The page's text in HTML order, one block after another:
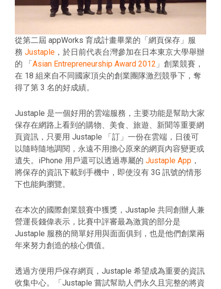
從第二屆 appWorks 育成計畫畢業的「網頁保存」服
務 Justaple ，於日前代表台灣參加在日本東京大學舉辦
的 「Asian Entrepreneurship Award 2012 」創業競賽，
在 18 組來自不同國家頂尖的創業團隊激烈競爭下，奪
得了第 3 名的好成績。
Justaple 是一個好用的雲端服務，主要功能是幫助大家
保存在網路上看到的購物、美食、旅遊、新聞等重要網
頁資訊，只要用 Justaple 「訂」一份在雲端，日後可
以隨時隨地調閱，永遠不用擔心原來的網頁內容變更或
遺失。iPhone 用戶還可以透過專屬的 Justaple App ，
將保存的資訊下載到手機中，即使沒有 3G 訊號的情形
下也能夠瀏覽。
在本次的國際創業競賽中獲獎，Justaple 共同創辦人兼
營運長錢偉表示，比賽中評審最為激賞的部分是
Justaple 服務的簡單好用與面面俱到，也是他們創業兩
年來努力創造的核心價值。
透過方便用戶保存網頁，Justaple 希望成為重要的資訊
收集中心。「Justaple 嘗試幫助人們永久且完整的將資